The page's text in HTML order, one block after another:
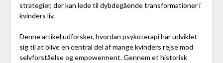
strategier, der kan lede til dybdegående transformationer i
kvinders liv.
Denne artikel udforsker, hvordan psykoterapi har udviklet
sig til at blive en central del af mange kvinders rejse mod
selvforståelse og empowerment. Gennem et historisk